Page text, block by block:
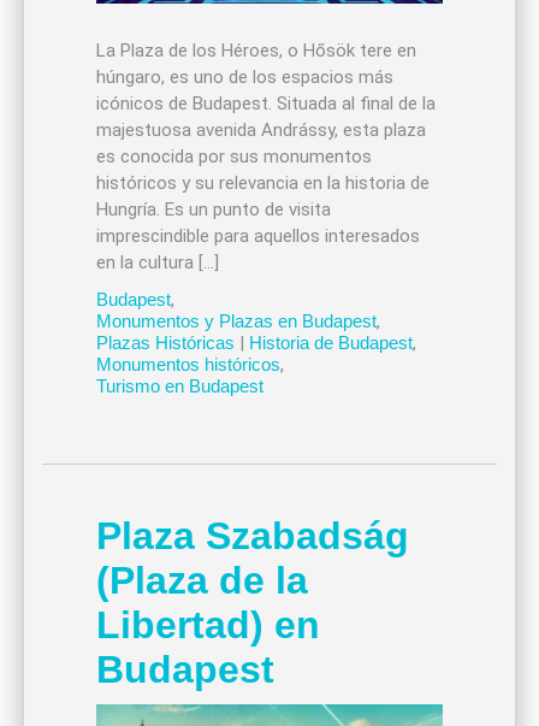
La Plaza de los Héroes, o Hősök tere en
húngaro, es uno de los espacios más
icónicos de Budapest. Situada al final de la
majestuosa avenida Andrássy, esta plaza
es conocida por sus monumentos
históricos y su relevancia en la historia de
Hungría. Es un punto de visita
imprescindible para aquellos interesados
en la cultura […]
Budapest,
Monumentos y Plazas en Budapest,
Plazas Históricas | Historia de Budapest,
Monumentos históricos,
Turismo en Budapest
Plaza Szabadság
(Plaza de la
Libertad) en
Budapest